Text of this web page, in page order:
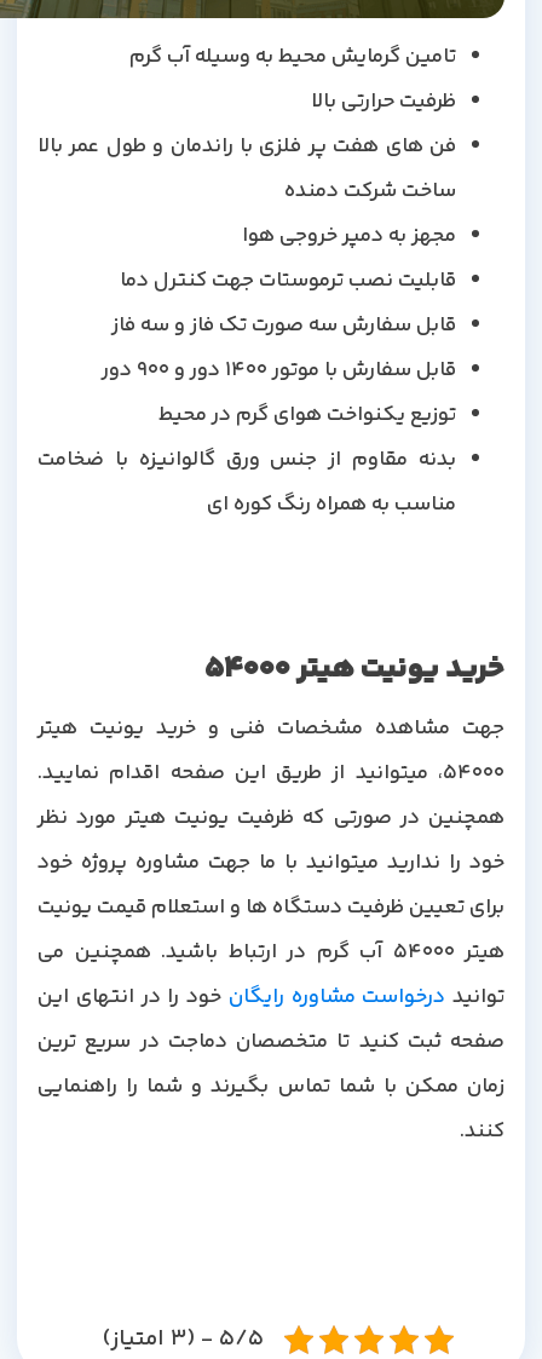
تامین گرمایش محیط به وسیله آب گرم
ظرفیت حرارتی بالا
فن های هفت پر فلزی با راندمان و طول عمر بالا
ساخت شرکت دمنده
مجهز به دمپر خروجی هوا
قابلیت نصب ترموستات جهت کنترل دما
قابل سفارش سه صورت تک فاز و سه فاز
قابل سفارش با موتور 1400 دور و 900 دور
توزیع یکنواخت هوای گرم در محیط
بدنه مقاوم از جنس ورق گالوانیزه با ضخامت
مناسب به همراه رنگ کوره ای
خرید یونیت هیتر 54000
جهت مشاهده مشخصات فنی و خرید یونیت هیتر
54000، میتوانید از طریق این صفحه اقدام نمایید.
همچنین در صورتی که ظرفیت یونیت هیتر مورد نظر
خود را ندارید میتوانید با ما جهت مشاوره پروژه خود
برای تعیین ظرفیت دستگاه ها و استعلام قیمت یونیت
هیتر 54000 آب گرم در ارتباط باشید. همچنین می
توانیددرخواست مشاوره رایگانخود را در انتهای این
صفحه ثبت کنید تا متخصصان دماجت در سریع ترین
زمان ممکن با شما تماس بگیرند و شما را راهنمایی
کنند.
5/5 - (3 امتیاز)